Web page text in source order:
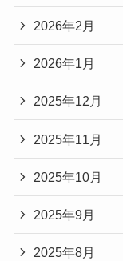
2026年2月
2026年1月
2025年12月
2025年11月
2025年10月
2025年9月
2025年8月